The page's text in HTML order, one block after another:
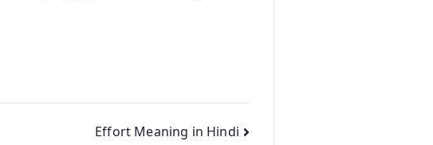
Effort Meaning in Hindi